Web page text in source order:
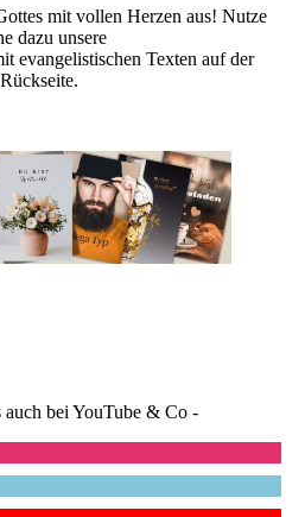
mit vollen Herzen aus! Nutze
dazu unsere
evangelistischen Texten auf der
Rückseite.
bei YouTube & Co -